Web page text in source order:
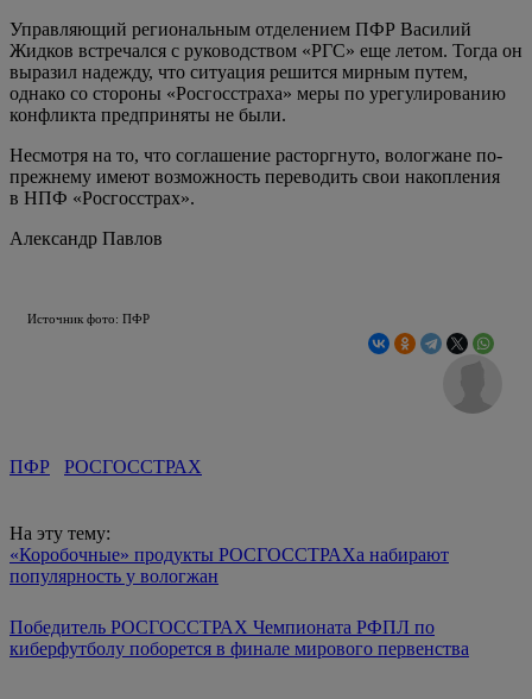
Управляющий региональным отделением ПФР Василий
Жидков встречался с руководством «РГС» еще летом. Тогда он
выразил надежду, что ситуация решится мирным путем,
однако со стороны «Росгосстраха» меры по урегулированию
конфликта предприняты не были.
Несмотря на то, что соглашение расторгнуто, вологжане по-
прежнему имеют возможность переводить свои накопления
в НПФ «Росгосстрах».
Александр Павлов
Источник фото: ПФР
ПФР РОСГОССТРАХ
На эту тему:
«Коробочные» продукты РОСГОССТРАХа набирают
популярность у вологжан
Победитель РОСГОССТРАХ Чемпионата РФПЛ по
киберфутболу поборется в финале мирового первенства